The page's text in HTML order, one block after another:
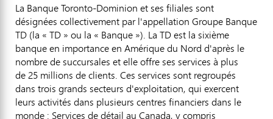
La Banque Toronto-Dominion et ses filiales sont
désignées collectivement par l'appellation Groupe Banque
TD (la « TD » ou la « Banque »). La TD est la sixième
banque en importance en Amérique du Nord d'après le
nombre de succursales et elle offre ses services à plus
de 25 millions de clients. Ces services sont regroupés
dans trois grands secteurs d'exploitation, qui exercent
leurs activités dans plusieurs centres financiers dans le
monde : Services de détail au Canada, y compris